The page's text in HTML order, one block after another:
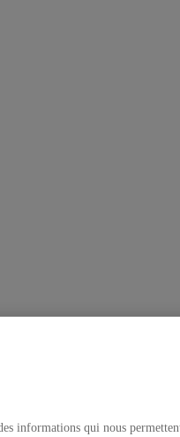
informations qui nous